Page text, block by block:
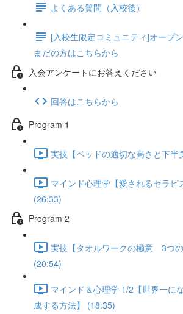
よくある質問（入校後）
[入校生限定コミュニティ]オープ
まだの方はこちらから
入会アンケートにお答えください
回答はこちらから
Program 1
実技【ベッドの適切な高さと下半
マインド心理学【愛されるセラピ
(26:33)
Program 2
実技【タオルワークの極意 3つの
(20:54)
マインド＆心理学 1/2【世界一に
成する方法】 (18:35)